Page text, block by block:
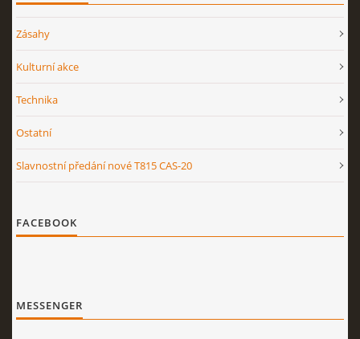
Zásahy
Kulturní akce
Technika
Ostatní
Slavnostní předání nové T815 CAS-20
FACEBOOK
MESSENGER